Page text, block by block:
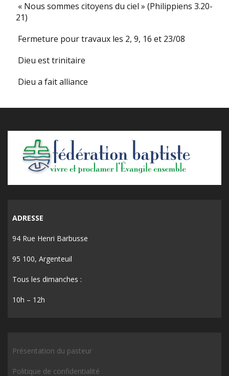
« Nous sommes citoyens du ciel » (Philippiens 3.20-
21)
Fermeture pour travaux les 2, 9, 16 et 23/08
Dieu est trinitaire
Dieu a fait alliance
ADRESSE
94 Rue Henri Barbusse
95 100, Argenteuil
Tous les dimanches :
10h – 12h
Présentation du pasteur
Politique de confidentialité